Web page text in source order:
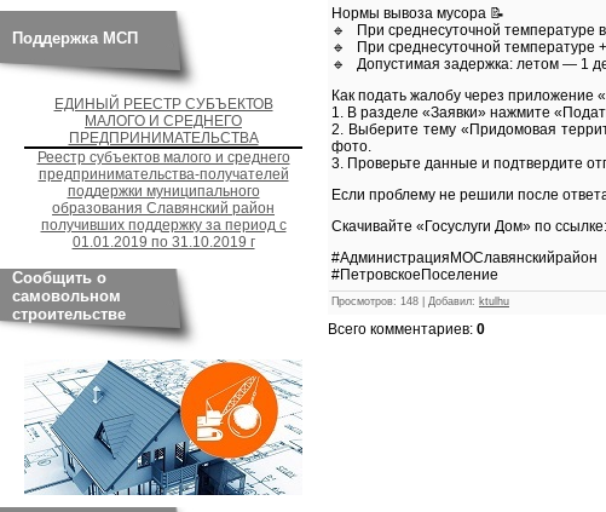
Поддержка МСП
ЕДИНЫЙ РЕЕСТР СУБЪЕКТОВ
МАЛОГО И СРЕДНЕГО
ПРЕДПРИНИМАТЕЛЬСТВА
Реестр субъектов малого и среднего
предпринимательства-получателей
поддержки муниципального
образования Славянский район
получивших поддержку за период с
01.01.2019 по 31.10.2019 г
Сообщить о
самовольном
строительстве
Нормы вывоза мусора 📝
🔹 При среднесуточной температуре
🔹 При среднесуточной температуре
🔹 Допустимая задержка: летом — 1
Как подать жалобу через приложение
1. В разделе «Заявки» нажмите
2. Выберите тему «Придомовая
фото.
3. Проверьте данные и подтвердите
Если проблему не решили после
Скачивайте «Госуслуги Дом» по ссылке:
#АдминистрацияМОСлавянскийрайон
#ПетровскоеПоселение
Просмотров: 148 Добавил: ktulhu
Всего комментариев: 0